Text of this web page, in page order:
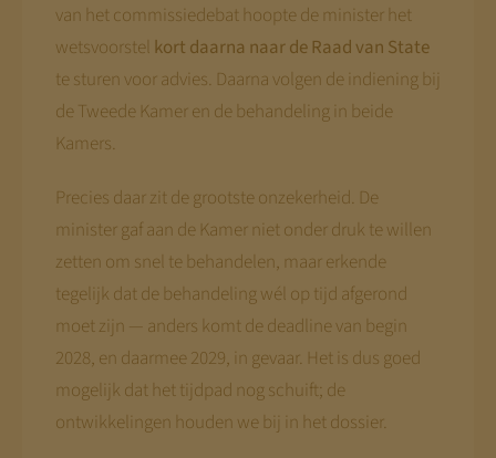
van het commissiedebat hoopte de minister het
wetsvoorstel kort daarna naar de Raad van State
te sturen voor advies. Daarna volgen de indiening bij
de Tweede Kamer en de behandeling in beide
Kamers.
Precies daar zit de grootste onzekerheid. De
minister gaf aan de Kamer niet onder druk te willen
zetten om snel te behandelen, maar erkende
tegelijk dat de behandeling wél op tijd afgerond
moet zijn — anders komt de deadline van begin
2028, en daarmee 2029, in gevaar. Het is dus goed
mogelijk dat het tijdpad nog schuift; de
ontwikkelingen houden we bij in het dossier.